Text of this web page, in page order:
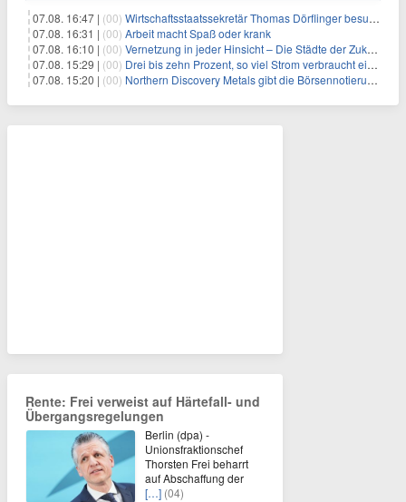
07.08. 16:47 | (00) Wirtschaftsstaatssekretär Thomas Dörflinger besucht Handwerksbetrieb im Kammerbezirk Freiburg
07.08. 16:31 | (00) Arbeit macht Spaß oder krank
07.08. 16:10 | (00) Vernetzung in jeder Hinsicht – Die Städte der Zukunft sind grün-blau
07.08. 15:29 | (00) Drei bis zehn Prozent, so viel Strom verbraucht ein Aufzug im Gebäude
07.08. 15:20 | (00) Northern Discovery Metals gibt die Börsennotierung an der Frankfurter Wertpapierbörse bekannt
Rente: Frei verweist auf Härtefall- und
Übergangsregelungen
Berlin (dpa) -
Unionsfraktionschef
Thorsten Frei beharrt
auf Abschaffung der
[…] (04)